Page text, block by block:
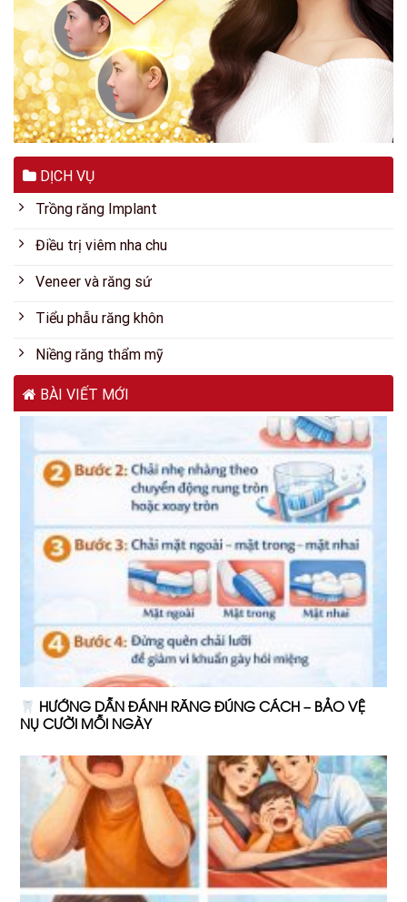
DỊCH VỤ
Trồng răng Implant
Điều trị viêm nha chu
Veneer và răng sứ
Tiểu phẫu răng khôn
Niềng răng thẩm mỹ
BÀI VIẾT MỚI
HƯỚNG DẪN ĐÁNH RĂNG ĐÚNG CÁCH – BẢO VỆ
NỤ CƯỜI MỖI NGÀY